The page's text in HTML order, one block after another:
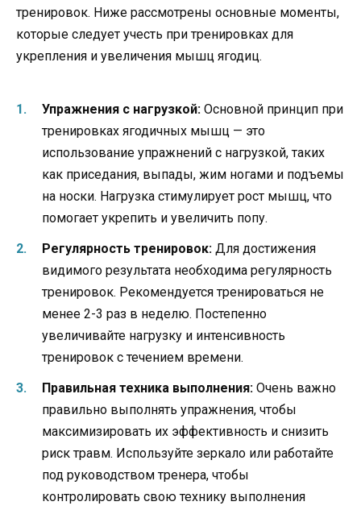
тренировок. Ниже рассмотрены основные моменты,
которые следует учесть при тренировках для
укрепления и увеличения мышц ягодиц.
Упражнения с нагрузкой: Основной принцип при
тренировках ягодичных мышц — это
использование упражнений с нагрузкой, таких
как приседания, выпады, жим ногами и подъемы
на носки. Нагрузка стимулирует рост мышц, что
помогает укрепить и увеличить попу.
Регулярность тренировок: Для достижения
видимого результата необходима регулярность
тренировок. Рекомендуется тренироваться не
менее 2-3 раз в неделю. Постепенно
увеличивайте нагрузку и интенсивность
тренировок с течением времени.
Правильная техника выполнения: Очень важно
правильно выполнять упражнения, чтобы
максимизировать их эффективность и снизить
риск травм. Используйте зеркало или работайте
под руководством тренера, чтобы
контролировать свою технику выполнения